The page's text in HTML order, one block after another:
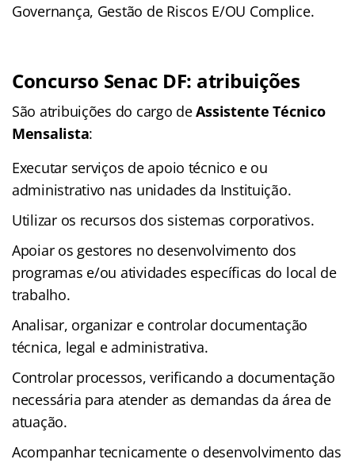
Governança, Gestão de Riscos E/OU Complice.
Concurso Senac DF: atribuições
São atribuições do cargo deAssistente Técnico
Mensalista:
Executar serviços de apoio técnico e ou
administrativo nas unidades da Instituição.
Utilizar os recursos dos sistemas corporativos.
Apoiar os gestores no desenvolvimento dos
programas e/ou atividades específicas do local de
trabalho.
Analisar, organizar e controlar documentação
técnica, legal e administrativa.
Controlar processos, verificando a documentação
necessária para atender as demandas da área de
atuação.
Acompanhar tecnicamente o desenvolvimento das